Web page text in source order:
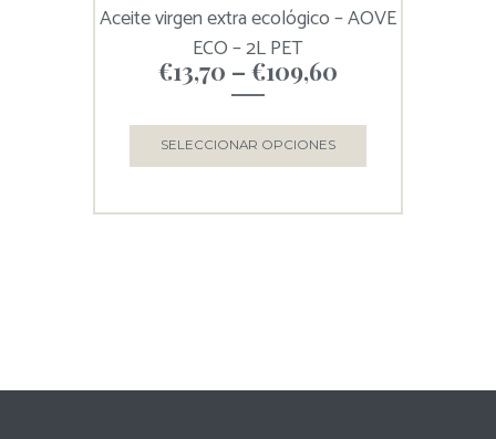
Aceite virgen extra ecológico – AOVE
ECO – 2L PET
€13,70 – €109,60
SELECCIONAR OPCIONES